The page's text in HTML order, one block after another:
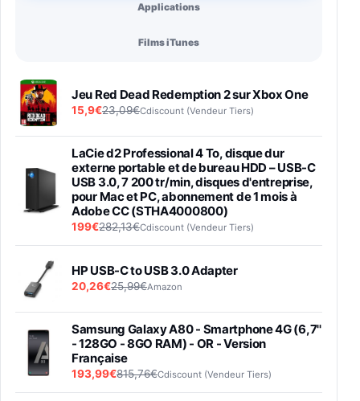
Applications
Films iTunes
Jeu Red Dead Redemption 2 sur Xbox One
15,9€23,09€Cdiscount (Vendeur Tiers)
LaCie d2 Professional 4 To, disque dur
externe portable et de bureau HDD – USB-C
USB 3.0, 7 200 tr/min, disques d'entreprise,
pour Mac et PC, abonnement de 1 mois à
Adobe CC (STHA4000800)
199€282,13€Cdiscount (Vendeur Tiers)
HP USB-C to USB 3.0 Adapter
20,26€25,99€Amazon
Samsung Galaxy A80 - Smartphone 4G (6,7''
- 128GO - 8GO RAM) - OR - Version
Française
193,99€815,76€Cdiscount (Vendeur Tiers)